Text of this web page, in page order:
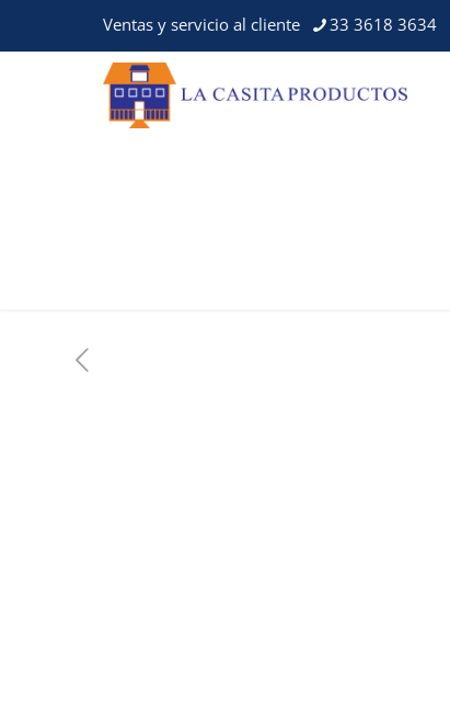
Ventas y servicio al cliente 33 3618 3634